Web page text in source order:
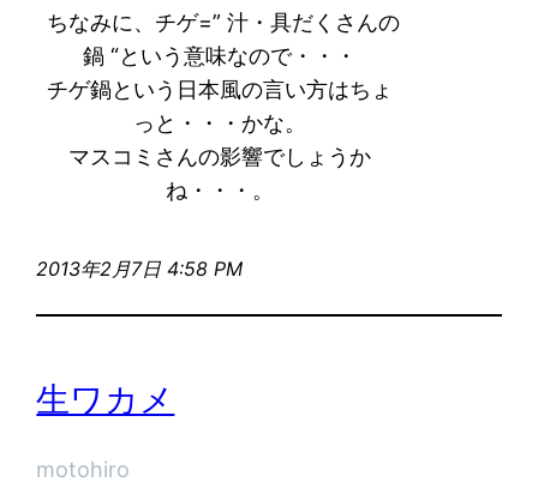
ちなみに、チゲ=” 汁・具だくさんの
鍋 “という意味なので・・・
チゲ鍋という日本風の言い方はちょ
っと・・・かな。
マスコミさんの影響でしょうか
ね・・・。
2013年2月7日 4:58 PM
生ワカメ
motohiro